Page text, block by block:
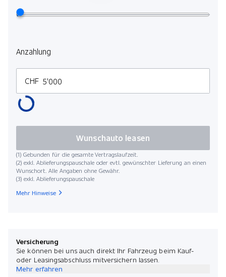
Anzahlung
CHF
(1) Gebunden für die gesamte Vertragslaufzeit.
(2) exkl. Ablieferungspauschale oder evtl. gewünschter Lieferung an einen
Wunschort. Alle Angaben ohne Gewähr.
(3) exkl. Ablieferungspauschale
Wunschauto leasen
Mehr Hinweise
Versicherung
Sie können bei uns auch direkt Ihr Fahrzeug beim Kauf-
oder Leasingsabschluss mitversichern lassen.
Mehr erfahren